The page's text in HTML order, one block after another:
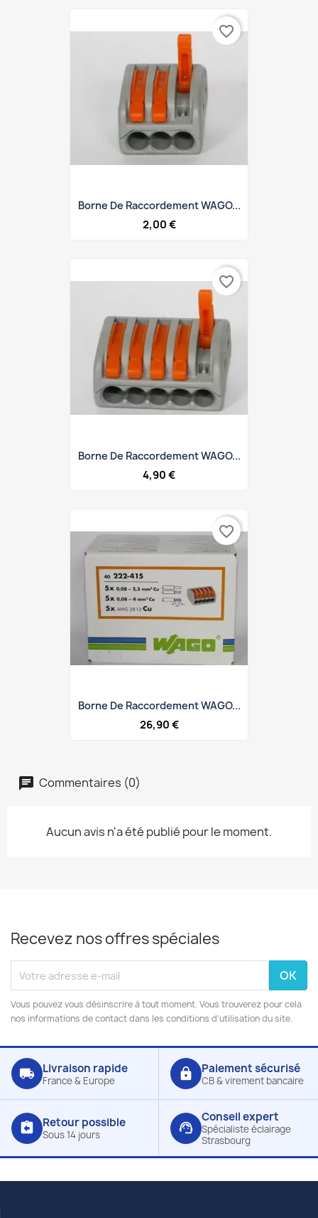
Borne De Raccordement WAGO...
2,00 €
favorite_border
Borne De Raccordement WAGO...
4,90 €
favorite_border
Borne De Raccordement WAGO...
26,90 €
favorite_border
Commentaires (0)
Aucun avis n'a été publié pour le moment.
Recevez nos offres spéciales
Vous pouvez vous désinscrire à tout moment. Vous trouverez pour cela
nos informations de contact dans les conditions d'utilisation du site.
local_shipping Livraison rapide
France & Europe lock Paiement sécurisé
CB & virement bancaire
assignment_return Retour possible
Sous 14 jours support_agent
Conseil expert
Spécialiste éclairage
Strasbourg